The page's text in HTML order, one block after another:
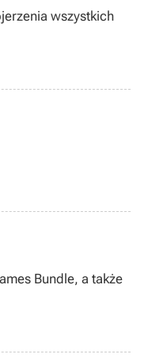
Bundle, a także